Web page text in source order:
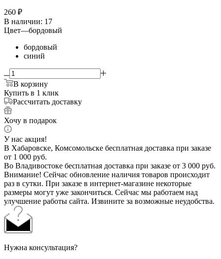
260 ₽
В наличии: 17
Цвет—бордовый
бордовый
синий
В корзину
Купить в 1 клик
Рассчитать доставку
Хочу в подарок
У нас акция!
В Хабаровске, Комсомольске бесплатная доставка при заказе
от 1 000 руб.
Во Владивостоке бесплатная доставка при заказе от 3 000 руб.
Внимание! Сейчас обновление наличия товаров происходит
раз в сутки. При заказе в интернет-магазине некоторые
размеры могут уже закончиться. Сейчас мы работаем над
улучшение работы сайта. Извините за возможные неудобства.
Нужна консультация?